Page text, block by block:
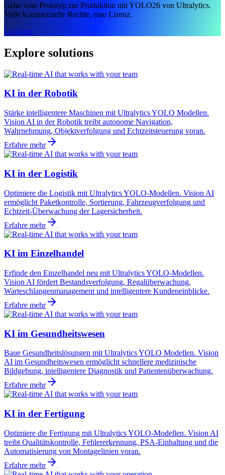
Gehe vom Prototyp zur Produktion mit YOLO26 von Ultralytics.
Volle kommerzielle Rechte, eine Lizenz.
Loslegen
Explore solutions
KI in der Robotik
Stärke intelligentere Maschinen mit Ultralytics YOLO Modellen.
Vision AI in der Robotik treibt autonome Navigation,
Wahrnehmung, Objektverfolgung und Echtzeitsteuerung voran.
Erfahre mehr
KI in der Logistik
Optimiere die Logistik mit Ultralytics YOLO-Modellen. Vision AI
ermöglicht Paketkontrolle, Sortierung, Fahrzeugverfolgung und
Echtzeit-Überwachung der Lagersicherheit.
Erfahre mehr
KI im Einzelhandel
Erfinde den Einzelhandel neu mit Ultralytics YOLO-Modellen.
Vision AI fördert Bestandsverfolgung, Regalüberwachung,
Warteschlangenmanagement und intelligentere Kundeneinblicke.
Erfahre mehr
KI im Gesundheitswesen
Baue Gesundheitslösungen mit Ultralytics YOLO Modellen. Vision
AI im Gesundheitswesen ermöglicht schnellere medizinische
Bildgebung, intelligentere Diagnostik und Patientenüberwachung.
Erfahre mehr
KI in der Fertigung
Optimiere die Fertigung mit Ultralytics YOLO-Modellen. Vision AI
treibt Qualitätskontrolle, Fehlererkennung, PSA-Einhaltung und die
Automatisierung von Montagelinien voran.
Erfahre mehr